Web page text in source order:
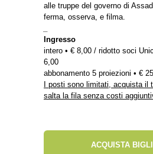
alle truppe del governo di
ferma, osserva, e filma.
Ingresso
intero • € 8,00 / ridotto soci
6,00
abbonamento 5 proiezioni • €
I posti sono limitati, acquista il
salta la fila senza costi
ACQUISTA